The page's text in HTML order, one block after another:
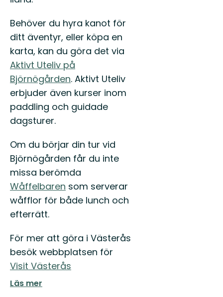
Behöver du hyra kanot för
ditt äventyr, eller köpa en
karta, kan du göra det via
Aktivt Uteliv på
Björnögården. Aktivt Uteliv
erbjuder även kurser inom
paddling och guidade
dagsturer.
Om du börjar din tur vid
Björnögården får du inte
missa berömda
Wåffelbaren som serverar
wåfflor för både lunch och
efterrätt.
För mer att göra i Västerås
besök webbplatsen för
Visit Västerås
Läs mer